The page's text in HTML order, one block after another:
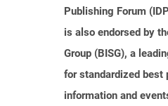
Publishing Forum
is also endorsed by
Group (BISG), a
for standardized best
information and